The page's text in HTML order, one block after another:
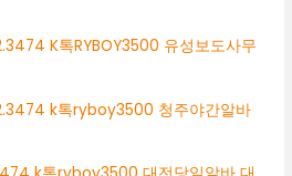
K톡RYBOY3500 유성보도사무
k톡ryboy3500 청주야간알바